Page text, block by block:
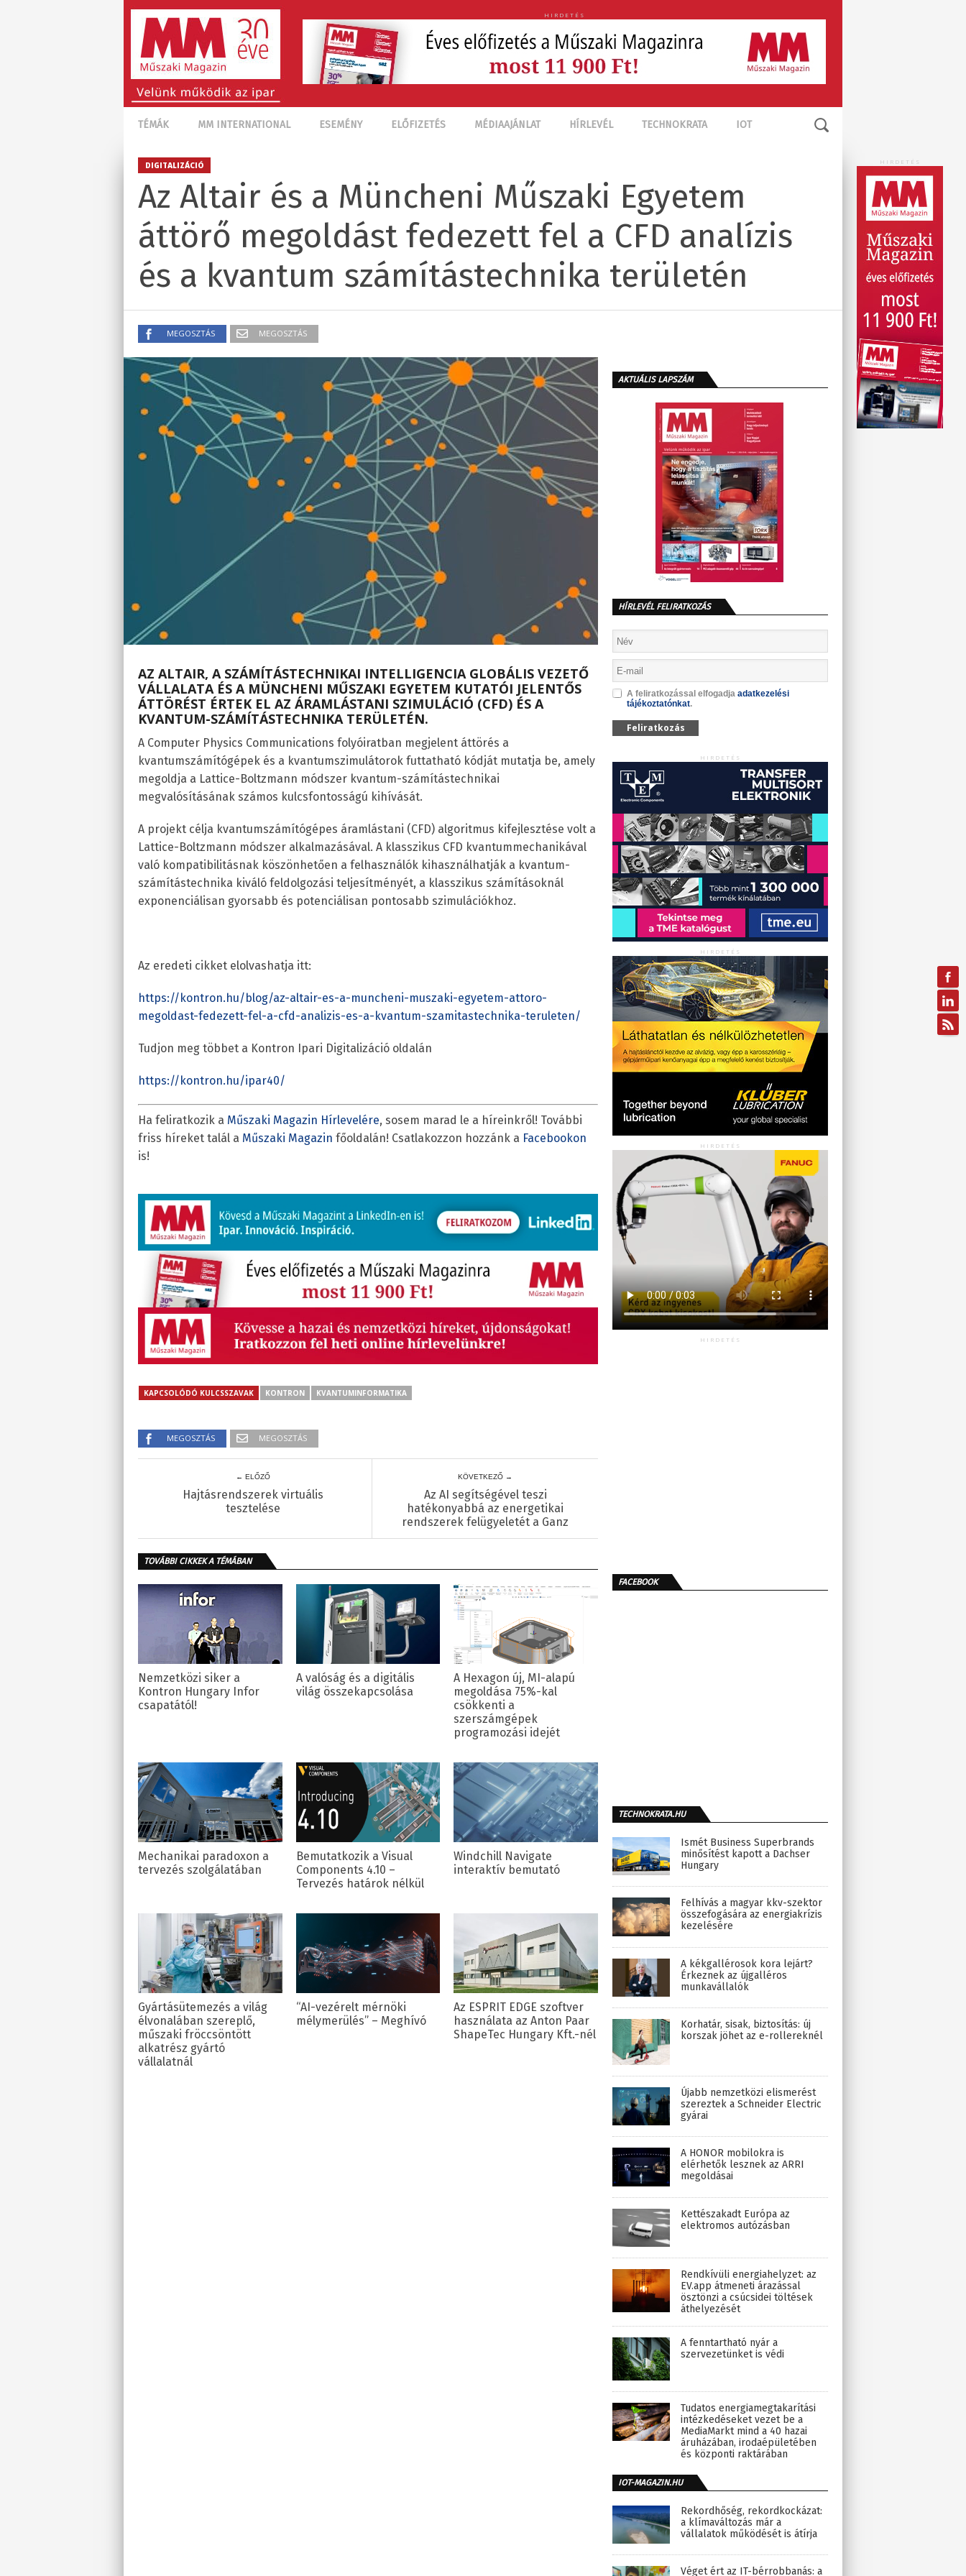
HIRDETÉS
TÉMÁK MM INTERNATIONAL ESEMÉNY ELŐFIZETÉS MÉDIAAJÁNLAT HÍRLEVÉL TECHNOKRATA IOT
HIRDETÉS
DIGITALIZÁCIÓ
Az Altair és a Müncheni Műszaki Egyetem
áttörő megoldást fedezett fel a CFD analízis
és a kvantum számítástechnika területén
MEGOSZTÁS MEGOSZTÁS
AZ ALTAIR, A SZÁMÍTÁSTECHNIKAI INTELLIGENCIA GLOBÁLIS VEZETŐ
VÁLLALATA ÉS A MÜNCHENI MŰSZAKI EGYETEM KUTATÓI JELENTŐS
ÁTTÖRÉST ÉRTEK EL AZ ÁRAMLÁSTANI SZIMULÁCIÓ (CFD) ÉS A
KVANTUM-SZÁMÍTÁSTECHNIKA TERÜLETÉN.
A Computer Physics Communications folyóiratban megjelent áttörés a
kvantumszámítógépek és a kvantumszimulátorok futtatható kódját mutatja be, amely
megoldja a Lattice-Boltzmann módszer kvantum-számítástechnikai
megvalósításának számos kulcsfontosságú kihívását.
A projekt célja kvantumszámítógépes áramlástani (CFD) algoritmus kifejlesztése volt a
Lattice-Boltzmann módszer alkalmazásával. A klasszikus CFD kvantummechanikával
való kompatibilitásnak köszönhetően a felhasználók kihasználhatják a kvantum-
számítástechnika kiváló feldolgozási teljesítményét, a klasszikus számításoknál
exponenciálisan gyorsabb és potenciálisan pontosabb szimulációkhoz.
Az eredeti cikket elolvashatja itt:
https://kontron.hu/blog/az-altair-es-a-muncheni-muszaki-egyetem-attoro-
megoldast-fedezett-fel-a-cfd-analizis-es-a-kvantum-szamitastechnika-teruleten/
Tudjon meg többet a Kontron Ipari Digitalizáció oldalán
https://kontron.hu/ipar40/
Ha feliratkozik a Műszaki Magazin Hírlevelére, sosem marad le a híreinkről! További
friss híreket talál a Műszaki Magazin főoldalán! Csatlakozzon hozzánk a Facebookon
is!
KAPCSOLÓDÓ KULCSSZAVAK KONTRON KVANTUMINFORMATIKA
MEGOSZTÁS MEGOSZTÁS
← ELŐZŐ
Hajtásrendszerek virtuális
tesztelése
KÖVETKEZŐ →
Az AI segítségével teszi
hatékonyabbá az energetikai
rendszerek felügyeletét a Ganz
TOVÁBBI CIKKEK A TÉMÁBAN
Nemzetközi siker a
Kontron Hungary Infor
csapatától!
A valóság és a digitális
világ összekapcsolása
A Hexagon új, MI-alapú
megoldása 75%-kal
csökkenti a
szerszámgépek
programozási idejét
Mechanikai paradoxon a
tervezés szolgálatában
Bemutatkozik a Visual
Components 4.10 –
Tervezés határok nélkül
Windchill Navigate
interaktív bemutató
Gyártásütemezés a világ
élvonalában szereplő,
műszaki fröccsöntött
alkatrész gyártó
vállalatnál
“AI-vezérelt mérnöki
mélymerülés” – Meghívó
Az ESPRIT EDGE szoftver
használata az Anton Paar
ShapeTec Hungary Kft.-nél
AKTUÁLIS LAPSZÁM
HÍRLEVÉL FELIRATKOZÁS
A feliratkozással elfogadja adatkezelési
tájékoztatónkat.
Feliratkozás
HIRDETÉS
HIRDETÉS
HIRDETÉS
HIRDETÉS
FACEBOOK
TECHNOKRATA.HU
Ismét Business Superbrands
minősítést kapott a Dachser
Hungary
Felhívás a magyar kkv-szektor
összefogására az energiakrízis
kezelésére
A kékgallérosok kora lejárt?
Érkeznek az újgalléros
munkavállalók
Korhatár, sisak, biztosítás: új
korszak jöhet az e-rollereknél
Újabb nemzetközi elismerést
szereztek a Schneider Electric
gyárai
A HONOR mobilokra is
elérhetők lesznek az ARRI
megoldásai
Kettészakadt Európa az
elektromos autózásban
Rendkívüli energiahelyzet: az
EV.app átmeneti árazással
ösztönzi a csúcsidei töltések
áthelyezését
A fenntartható nyár a
szervezetünket is védi
Tudatos energiamegtakarítási
intézkedéseket vezet be a
MediaMarkt mind a 40 hazai
áruházában, irodaépületében
és központi raktárában
IOT-MAGAZIN.HU
Rekordhőség, rekordkockázat:
a klímaváltozás már a
vállalatok működését is átírja
Véget ért az IT-bérrobbanás: a